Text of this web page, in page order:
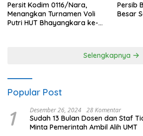
Persit Kodim 0116/Nara,
Menangkan Turnamen Voli
Putri HUT Bhayangkara ke-
Persib
Besar
Selengkapnya
Popular Post
1 Desember 26, 2024 28 Komentar
Sudah 13 Bulan Dosen dan Staf
Minta Pemerintah Ambil Alih UMT